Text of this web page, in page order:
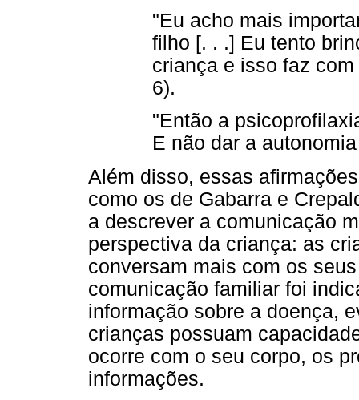
"Eu acho mais
filho [. . .] Eu tento
criança e isso faz
6).
"Então a
E não dar a
Além disso, essas
como os de Gabarra e
a descrever a comunicação
perspectiva da criança: as
conversam mais com os
comunicação familiar foi
informação sobre a doença,
crianças possuam
ocorre com o seu corpo, os
informações.